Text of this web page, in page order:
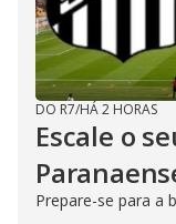
DO R7/HÁ 2 HORAS
Escale o
Prepare-se para a